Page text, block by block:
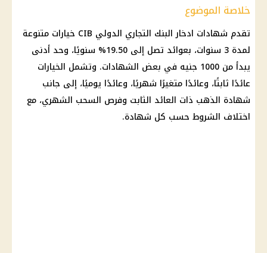
خلاصة الموضوع
تقدم شهادات ادخار
البنك التجاري الدولي CIB خيارات متنوعة
لمدة 3 سنوات، بعوائد تصل إلى 19.50% سنويًا، وحد أدنى
يبدأ من 1000 جنيه في بعض الشهادات. وتشمل الخيارات
عائدًا ثابتًا، وعائدًا متغيرًا شهريًا، وعائدًا يوميًا، إلى جانب
شهادة الذهب ذات العائد الثابت وفرص السحب الشهري، مع
اختلاف الشروط حسب كل شهادة.